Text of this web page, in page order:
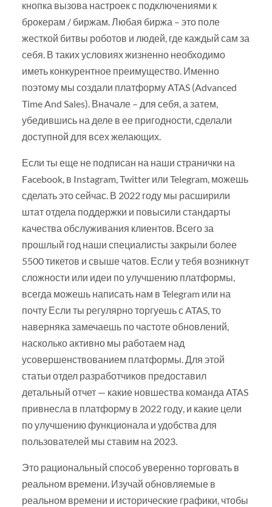
кнопка вызова настроек с подключениями к
брокерам / биржам. Любая биржа – это поле
жесткой битвы роботов и людей, где каждый сам за
себя. В таких условиях жизненно необходимо
иметь конкурентное преимущество. Именно
поэтому мы создали платформу ATAS (Advanced
Time And Sales). Вначале – для себя, а затем,
убедившись на деле в ее пригодности, сделали
доступной для всех желающих.
Если ты еще не подписан на наши странички на
Facebook, в Instagram, Twitter или Telegram, можешь
сделать это сейчас. В 2022 году мы расширили
штат отдела поддержки и повысили стандарты
качества обслуживания клиентов. Всего за
прошлый год наши специалисты закрыли более
5500 тикетов и свыше чатов. Если у тебя возникнут
сложности или идеи по улучшению платформы,
всегда можешь написать нам в Telegram или на
почту Если ты регулярно торгуешь с ATAS, то
наверняка замечаешь по частоте обновлений,
насколько активно мы работаем над
усовершенствованием платформы. Для этой
статьи отдел разработчиков предоставил
детальный отчет — какие новшества команда ATAS
привнесла в платформу в 2022 году, и какие цели
по улучшению функционала и удобства для
пользователей мы ставим на 2023.
Это рациональный способ уверенно торговать в
реальном времени. Изучай обновляемые в
реальном времени и исторические графики, чтобы